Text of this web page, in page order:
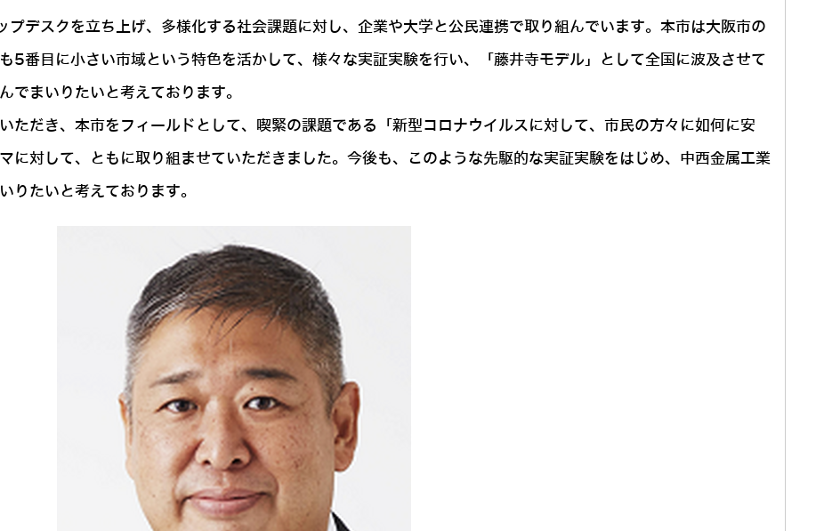
デスクを立ち上げ、多様化する社会課題に対し、企業や大学と公民連携で取り組んでいます。本市は大阪市の
5番目に小さい市域という特色を活かして、様々な実証実験を行い、「藤井寺モデル」として全国に波及させて
でまいりたいと考えております。
ただき、本市をフィールドとして、喫緊の課題である「新型コロナウイルスに対して、市民の方々に如何に安
に対して、ともに取り組ませていただきました。今後も、このような先駆的な実証実験をはじめ、中西金属工業
りたいと考えております。